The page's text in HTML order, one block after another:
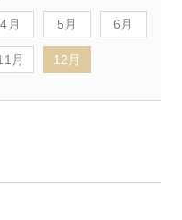
4月 5月 6月
月 12月